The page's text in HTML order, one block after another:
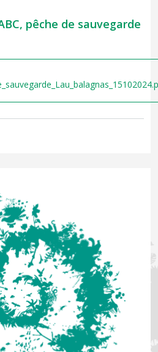
pêche de sauvegarde